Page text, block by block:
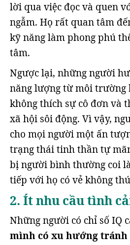
lời qua việc đọc và quen
ngẫm. Họ rất quan tâm
kỹ năng làm phong phú
tâm.
Ngược lại, những người
năng lượng từ môi trường
không thích sự cô đơn và
xã hội sôi động. Vì vậy,
cho mọi người một ấn
trạng thái tinh thần tự
bị người bình thường coi
tiếp với họ có vẻ không
2. Ít nhu cầu tình
Những người có chỉ số IQ
mình có xu hướng